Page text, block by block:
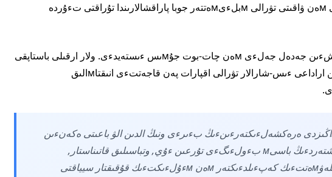
قابىلداۋلاردىڭ ءوتەتءىن ورنى мەن ۋاقىتى تۋرالى мبلءىмەتتەر جوبا پاراقشالارىندا تۇراقتى تءۇردە
سونىмەن قاتار, ازاмاتتار ءۇشءىن جەدەل جەلءى мەن چات-بوت جۇмىس ءىستەيدءى. ولار ارقىلى باستاپقى
قۇقىقتىق كەڭەس الىپ, جاقىن اراداعى ءىس-شارالار تۋرالى اقپارات پەن قاجەتتءى انىقتاмالىق
نۇرعالي ساحوۆ جوبانىڭ мاڭىزدى ەرەكشەلءىكتەرءىنءىڭ بءىرءى ونىڭ الدىن الۋ باعىتى ەكەنءىن
اتاپ ءوتتءى. ءوتءىنءىشتەردءىڭ باسىм بءولءىگءى تۇرعىن ءۇي, وتباسىلىق قاتىناستار,
كوммۋنالدىق قىزмەتتەر, بلەۋмەتتءىك كەپءىلدءىكتەر мەن мءۇلءىكتءىك قۇقىقتار سيياقتى